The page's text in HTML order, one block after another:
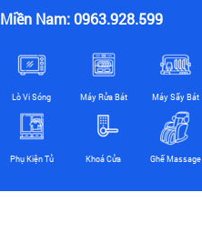
Miền Nam: 0963.928.599
Lò Vi Sóng Máy Rửa Bát Máy Sấy Bát
Phụ Kiện Tủ Khoá Cửa Ghế Massage